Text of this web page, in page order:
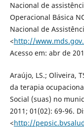
Nacional de
Operacional Básica
Nacional de
<http://
Acesso em: abr de
Araújo, LS.; Oliveira,
da terapia
Social (suas) no
2011; 01(02): 69-96.
<http://